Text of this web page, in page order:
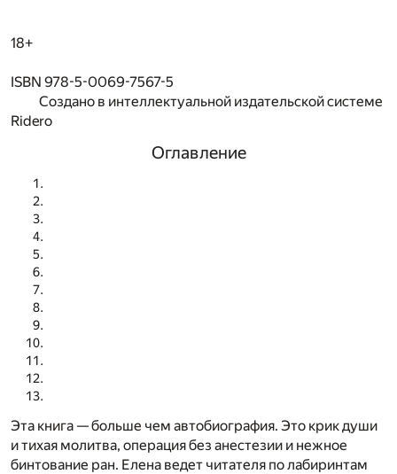
18+
ISBN 978-5-0069-7567-5
Создано в интеллектуальной издательской системе
Ridero
Оглавление
Эта книга — больше чем автобиография. Это крик души
и тихая молитва, операция без анестезии и нежное
бинтование ран. Елена ведет читателя по лабиринтам